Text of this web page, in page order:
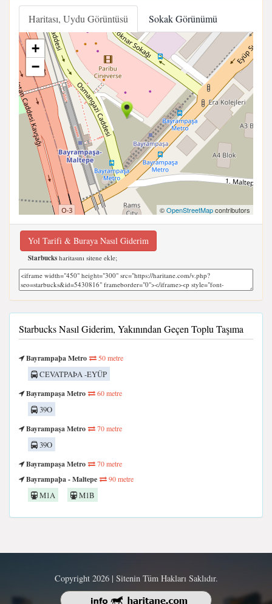
Haritası, Uydu Görüntüsü Sokak Görünümü
+
−
©OpenStreetMapcontributors
Yol Tarifi & Buraya Nasıl Giderim
Starbucks haritasını sitene ekle;
Starbucks Nasıl Giderim, Yakınından Geçen Toplu Taşıma
Bayrampaþa Metro 50 metre
CEVATPAÞA -EYÜP
Bayrampaşa Metro
60 metre
39O
Bayrampaşa Metro
70 metre
39O
Bayrampaşa Metro
70 metre
Bayrampaþa - Maltepe 90 metre
M1A M1B
Copyright 2026 | Sitenin Tüm Hakları Saklıdır.